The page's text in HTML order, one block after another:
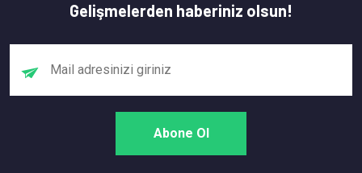
Gelişmelerden haberiniz olsun!